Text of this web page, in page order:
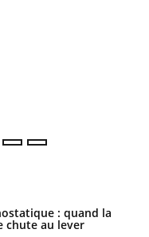
: quand la
chute au lever